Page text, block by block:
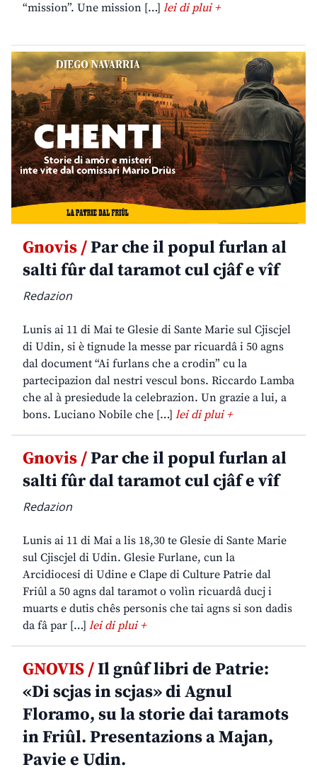
“mission”. Une mission […] lei di plui +
Gnovis /Par che il popul furlan al
salti fûr dal taramot cul cjâf e vîf
Redazion
Lunis ai 11 di Mai te Glesie di Sante Marie sul Cjiscjel
di Udin, si è tignude la messe par ricuardâ i 50 agns
dal document “Ai furlans che a crodin” cu la
partecipazion dal nestri vescul bons. Riccardo Lamba
che al à presiedude la celebrazion. Un grazie a lui, a
bons. Luciano Nobile che […] lei di plui +
Gnovis /Par che il popul furlan al
salti fûr dal taramot cul cjâf e vîf
Redazion
Lunis ai 11 di Mai a lis 18,30 te Glesie di Sante Marie
sul Cjiscjel di Udin. Glesie Furlane, cun la
Arcidiocesi di Udine e Clape di Culture Patrie dal
Friûl a 50 agns dal taramot o volìn ricuardâ ducj i
muarts e dutis chês personis che tai agns si son dadis
da fâ par […] lei di plui +
GNOVIS /Il gnûf libri de Patrie:
«Di scjas in scjas» di Agnul
Floramo, su la storie dai taramots
in Friûl. Presentazions a Majan,
Pavie e Udin.